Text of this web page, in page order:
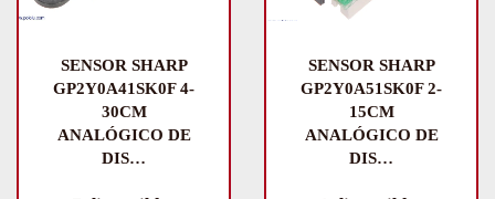
SENSOR SHARP
GP2Y0A41SK0F 4-
30CM
ANALÓGICO DE
DIS…
SENSOR SHARP
GP2Y0A51SK0F 2-
15CM
ANALÓGICO DE
DIS…